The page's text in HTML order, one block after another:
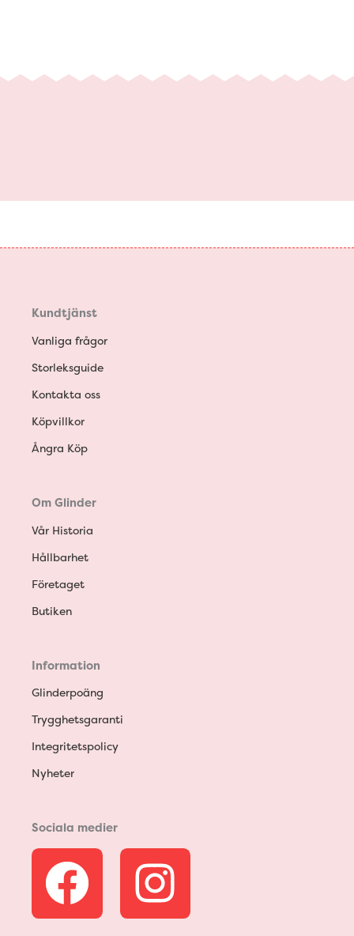
Kundtjänst
Vanliga frågor
Storleksguide
Kontakta oss
Köpvillkor
Ångra Köp
Om Glinder
Vår Historia
Hållbarhet
Företaget
Butiken
Information
Glinderpoäng
Trygghetsgaranti
Integritetspolicy
Nyheter
Sociala medier
F
a
I
n